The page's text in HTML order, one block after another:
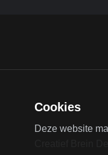
Cookies
Deze website